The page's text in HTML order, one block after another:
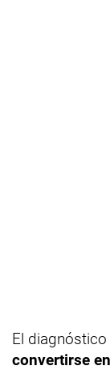
El
convertirse